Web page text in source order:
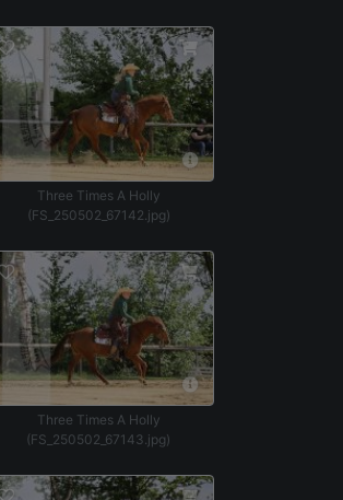
Three Times A Holly
(FS_250502_67142.jpg)
Three Times A Holly
(FS_250502_67143.jpg)